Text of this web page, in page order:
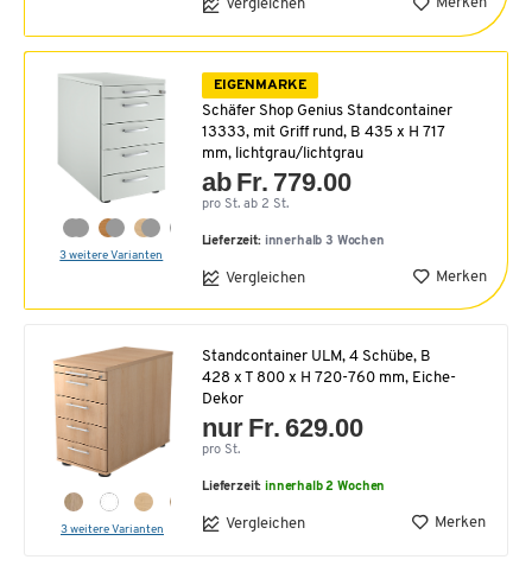
Vergleichen Merken
3 weitere Varianten
EIGENMARKE
Schäfer Shop Genius Standcontainer
13333, mit Griff rund, B 435 x H 717
mm, lichtgrau/lichtgrau
ab Fr. 779.00
pro St. ab 2 St.
Lieferzeit: innerhalb 3 Wochen
Vergleichen Merken
3 weitere Varianten
Standcontainer ULM, 4 Schübe, B
428 x T 800 x H 720-760 mm, Eiche-
Dekor
nur Fr. 629.00
pro St.
Lieferzeit:innerhalb 2 Wochen
Vergleichen Merken